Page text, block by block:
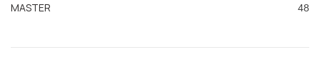
MASTER 48